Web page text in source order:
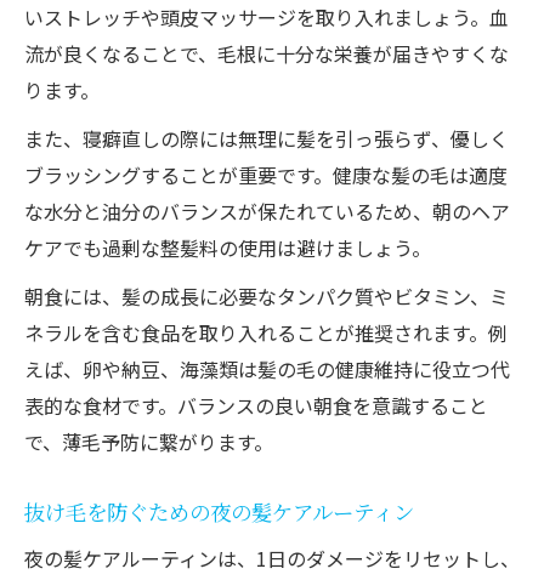
方
抜け毛予防に欠かせない生活改善方法
抜け毛防止に役立つ質の良い睡眠のとり方
健康な髪を保つためのストレスケア方法
運動習慣が髪の毛の健康に与える効果
日常でできる簡単な薄毛対策の実践例
頭皮から始める髪の健康セルフチェック
健康な髪と頭皮を見分けるセルフチェック
法
薄毛対策で知っておきたい頭皮の特徴
ント
健康な髪を育てる頭皮環境の整え方
いストレッチや頭皮マッサージを取り入れましょう。血
流が良くなることで、毛根に十分な栄養が届きやすくな
ります。
また、寝癖直しの際には無理に髪を引っ張らず、優しく
ブラッシングすることが重要です。健康な髪の毛は適度
な水分と油分のバランスが保たれているため、朝のヘア
ケアでも過剰な整髪料の使用は避けましょう。
朝食には、髪の成長に必要なタンパク質やビタミン、ミ
ネラルを含む食品を取り入れることが推奨されます。例
えば、卵や納豆、海藻類は髪の毛の健康維持に役立つ代
表的な食材です。バランスの良い朝食を意識すること
で、薄毛予防に繋がります。
抜け毛を防ぐための夜の髪ケアルーティン
夜の髪ケアルーティンは、1日のダメージをリセットし、